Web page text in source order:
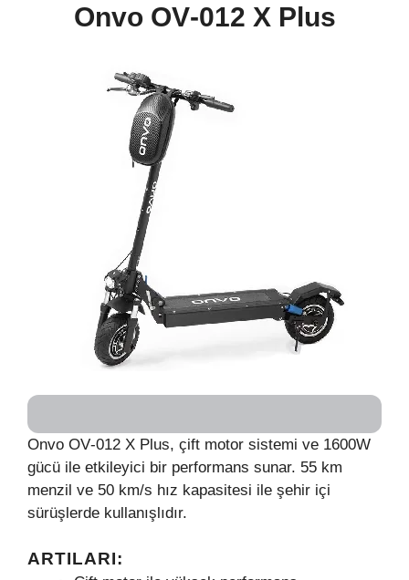
Onvo OV‑012 X Plus
Onvo OV‑012 X Plus, çift motor sistemi ve 1600W
gücü ile etkileyici bir performans sunar. 55 km
menzil ve 50 km/s hız kapasitesi ile şehir içi
sürüşlerde kullanışlıdır.
ARTILARI: